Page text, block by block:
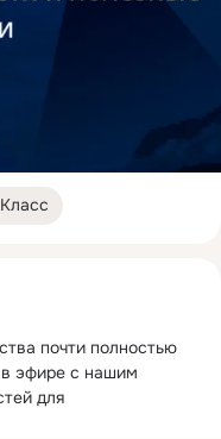
Класс
почти полностью
эфире с нашим
для